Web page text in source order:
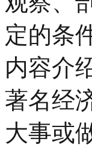
定的条
内容介
著名经
大事或